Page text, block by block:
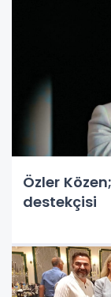
Özler
destekçisi